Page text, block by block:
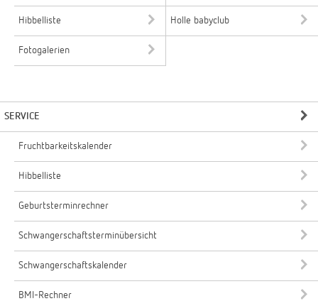
Hibbelliste Holle babyclub
Fotogalerien
SERVICE
Fruchtbarkeitskalender
Hibbelliste
Geburtsterminrechner
Schwangerschaftsterminübersicht
Schwangerschaftskalender
BMI-Rechner